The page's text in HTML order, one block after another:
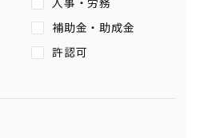
補助金・助成金
許認可